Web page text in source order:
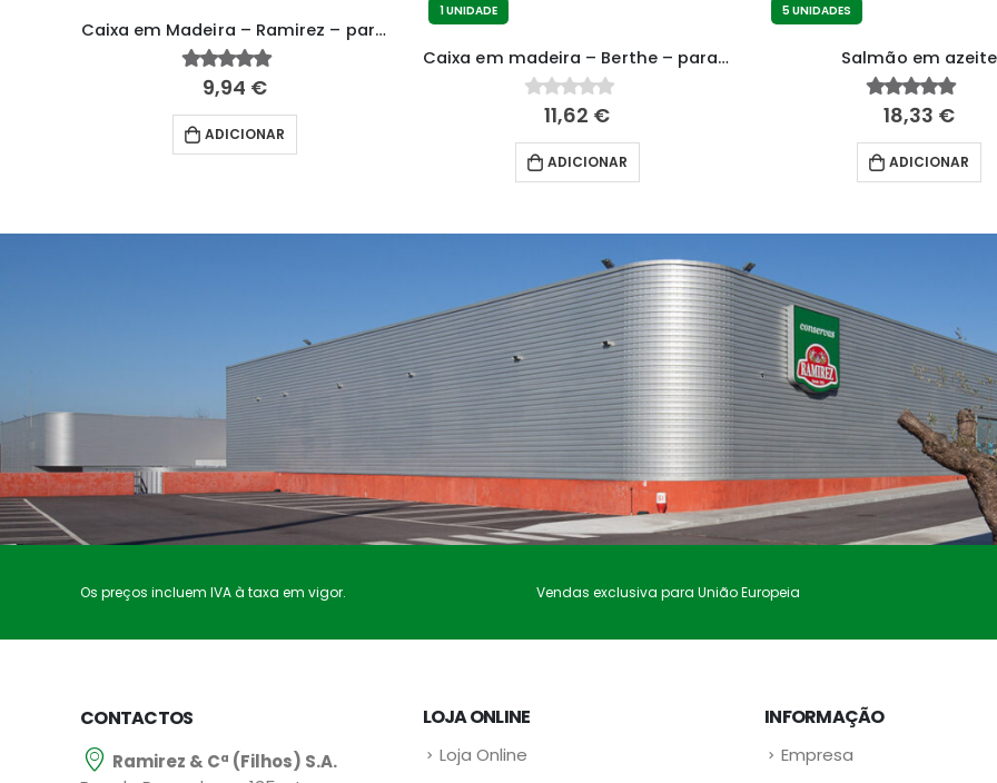
Caixa em Madeira – Ramirez – para 4 latas
5.00fora de 5
9,94 €
ADICIONAR
1 UNIDADE
Caixa em madeira – Berthe – para 4 latas
fora de 5
11,62 €
ADICIONAR
5 UNIDADES
Salmão em azeite
4.83fora de 5
18,33 €
ADICIONAR
Os preços incluem IVA à taxa em vigor. Vendas exclusiva para União Europeia
CONTACTOS
Ramirez & Cª (Filhos) S.A.
LOJA ONLINE
Loja Online
INFORMAÇÃO
Empresa